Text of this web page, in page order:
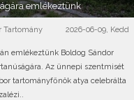
emlékeztünk
Tartomány 2026-06-09, Kedd
emlékeztünk Boldog Sándor
Az ünnepi szentmisét
tartományfőnök atya celebrálta